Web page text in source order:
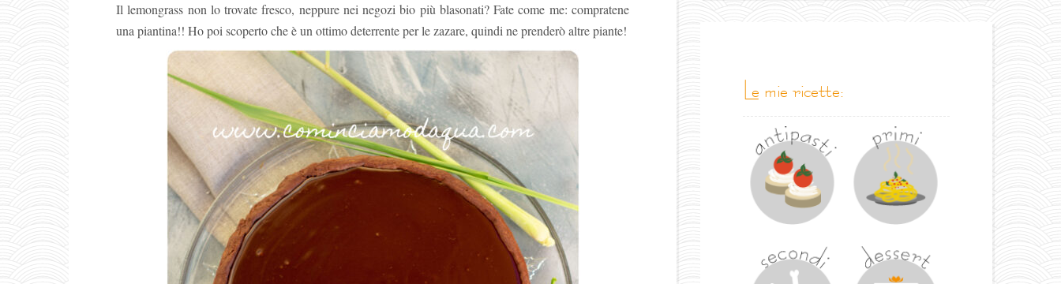
Il lemongrass non lo trovate fresco, neppure nei negozi bio più blasonati? Fate come me: compratene
una piantina!! Ho poi scoperto che è un ottimo deterrente per le zazare, quindi ne prenderò altre piante!
le mie ricette: